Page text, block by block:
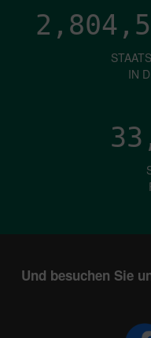
IN
Und besuchen Sie